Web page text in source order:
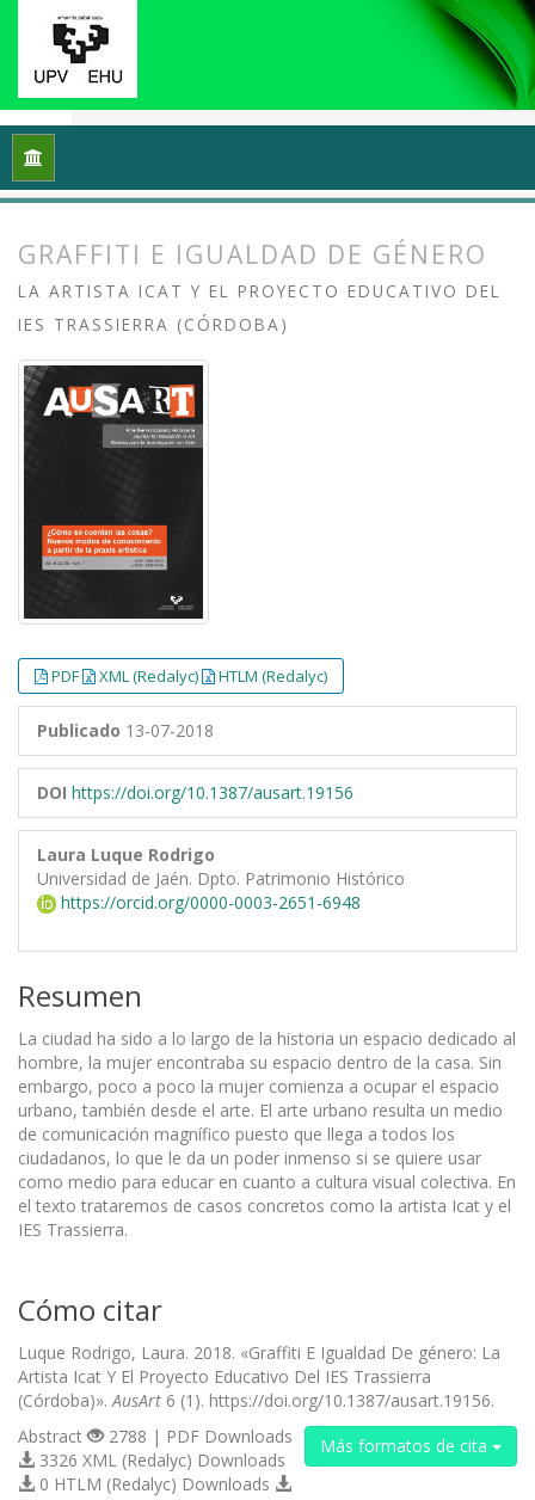
Inicio
GRAFFITI E IGUALDAD DE GÉNERO
LA ARTISTA ICAT Y EL PROYECTO EDUCATIVO DEL
IES TRASSIERRA (CÓRDOBA)
PDF XML (Redalyc) HTLM (Redalyc)
Publicado 13-07-2018
DOI https://doi.org/10.1387/ausart.19156
Laura Luque Rodrigo
Universidad de Jaén. Dpto. Patrimonio Histórico
https://orcid.org/0000-0003-2651-6948
Resumen
La ciudad ha sido a lo largo de la historia un espacio dedicado al
hombre, la mujer encontraba su espacio dentro de la casa. Sin
embargo, poco a poco la mujer comienza a ocupar el espacio
urbano, también desde el arte. El arte urbano resulta un medio
de comunicación magnífico puesto que llega a todos los
ciudadanos, lo que le da un poder inmenso si se quiere usar
como medio para educar en cuanto a cultura visual colectiva. En
el texto trataremos de casos concretos como la artista Icat y el
IES Trassierra.
Cómo citar
Luque Rodrigo, Laura. 2018. «Graffiti E Igualdad De género: La
Artista Icat Y El Proyecto Educativo Del IES Trassierra
(Córdoba)». AusArt 6 (1). https://doi.org/10.1387/ausart.19156.
Más formatos de cita
Abstract
2788 | PDF Downloads
3326 XML (Redalyc) Downloads
0 HTLM (Redalyc) Downloads